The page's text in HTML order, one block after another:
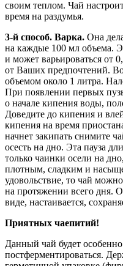
своим теплом. Чай
время на раздумья.
3-й способ. Варка. Она
на каждые 100 мл объема.
и может варьироваться от
от Ваших предпочтений.
объемом около 1 литра.
При появлении первых
о начале кипения воды,
Доведите до кипения и
кипения на время
начнет закипать снимите
осесть на дно. Эта пауза
только чаинки осели на
плотным, сладким и
удовольствие, то чай
на протяжении всего дня.
виде, настаивается,
Приятных чаепитий!
Данный чай будет
постферментироваться.